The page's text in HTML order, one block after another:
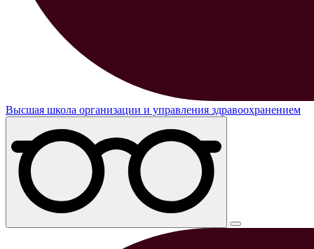
Высшая школа организации и управления здравоохранением